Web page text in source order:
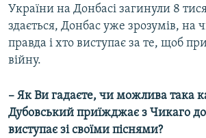
України на Донбасі загинули 8
здається, Донбас уже зрозумів, на
правда і хто виступає за те, щоб
війну.
– Як Ви гадаєте, чи можлива така
Дубовський приїжджає з Чикаго
виступає зі своїми піснями?